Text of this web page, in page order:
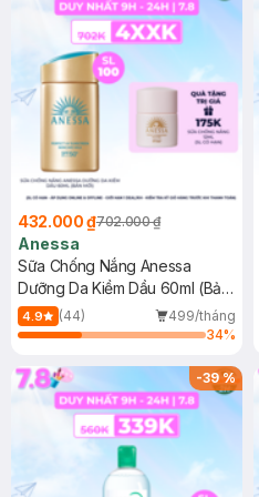
432.000 ₫702.000 ₫
Anessa
Sữa Chống Nắng Anessa
Dưỡng Da Kiềm Dầu 60ml (Bản
Mới)
4.9 (44)
499/tháng
34%
-39%